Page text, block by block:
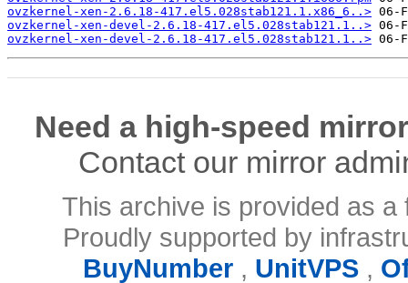
ovzkernel-xen-2.6.18-417.el5.028stab121.1.x86_6..>
ovzkernel-xen-devel-2.6.18-417.el5.028stab121.1..>
ovzkernel-xen-devel-2.6.18-417.el5.028stab121.1..>
Need a high-speed
Contact our mirror
This archive is provided as
Proudly supported by
BuyNumber, UnitVPS,